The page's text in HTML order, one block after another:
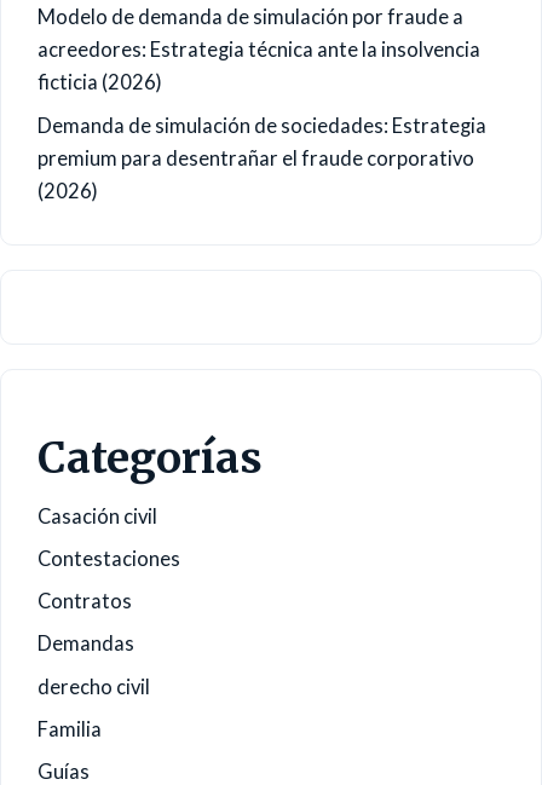
Modelo de demanda de simulación por fraude a
acreedores: Estrategia técnica ante la insolvencia
ficticia (2026)
Demanda de simulación de sociedades: Estrategia
premium para desentrañar el fraude corporativo
(2026)
Categorías
Casación civil
Contestaciones
Contratos
Demandas
derecho civil
Familia
Guías